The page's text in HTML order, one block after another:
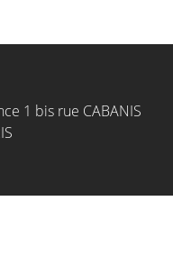
1 bis rue CABANIS